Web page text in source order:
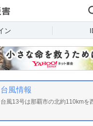
ン
台風情報
台風13号は那覇市の北約110kmを